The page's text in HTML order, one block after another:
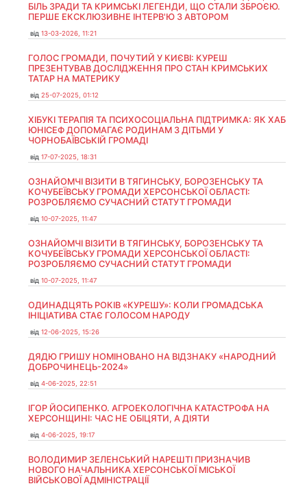
БІЛЬ ЗРАДИ ТА КРИМСЬКІ ЛЕГЕНДИ, ЩО СТАЛИ ЗБРОЄЮ.
ПЕРШЕ ЕКСКЛЮЗИВНЕ ІНТЕРВ'Ю З АВТОРОМ
від 13-03-2026, 11:21
ГОЛОС ГРОМАДИ, ПОЧУТИЙ У КИЄВІ: КУРЕШ
ПРЕЗЕНТУВАВ ДОСЛІДЖЕННЯ ПРО СТАН КРИМСЬКИХ
ТАТАР НА МАТЕРИКУ
від 25-07-2025, 01:12
ХІБУКІ ТЕРАПІЯ ТА ПСИХОСОЦІАЛЬНА ПІДТРИМКА: ЯК ХАБ
ЮНІСЕФ ДОПОМАГАЄ РОДИНАМ З ДІТЬМИ У
ЧОРНОБАЇВСЬКІЙ ГРОМАДІ
від 17-07-2025, 18:31
ОЗНАЙОМЧІ ВІЗИТИ В ТЯГИНСЬКУ, БОРОЗЕНСЬКУ ТА
КОЧУБЕЇВСЬКУ ГРОМАДИ ХЕРСОНСЬКОЇ ОБЛАСТІ:
РОЗРОБЛЯЄМО СУЧАСНИЙ СТАТУТ ГРОМАДИ
від 10-07-2025, 11:47
ОЗНАЙОМЧІ ВІЗИТИ В ТЯГИНСЬКУ, БОРОЗЕНСЬКУ ТА
КОЧУБЕЇВСЬКУ ГРОМАДИ ХЕРСОНСЬКОЇ ОБЛАСТІ:
РОЗРОБЛЯЄМО СУЧАСНИЙ СТАТУТ ГРОМАДИ
від 10-07-2025, 11:47
ОДИНАДЦЯТЬ РОКІВ «КУРЕШУ»: КОЛИ ГРОМАДСЬКА
ІНІЦІАТИВА СТАЄ ГОЛОСОМ НАРОДУ
від 12-06-2025, 15:26
ДЯДЮ ГРИШУ НОМІНОВАНО НА ВІДЗНАКУ «НАРОДНИЙ
ДОБРОЧИНЕЦЬ-2024»
від 4-06-2025, 22:51
ІГОР ЙОСИПЕНКО. АГРОЕКОЛОГІЧНА КАТАСТРОФА НА
ХЕРСОНЩИНІ: ЧАС НЕ ОБІЦЯТИ, А ДІЯТИ
від 4-06-2025, 19:17
ВОЛОДИМИР ЗЕЛЕНСЬКИЙ НАРЕШТІ ПРИЗНАЧИВ
НОВОГО НАЧАЛЬНИКА ХЕРСОНСЬКОЇ МІСЬКОЇ
ВІЙСЬКОВОЇ АДМІНІСТРАЦІЇ